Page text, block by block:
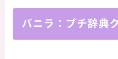
バニラ：プチ辞典